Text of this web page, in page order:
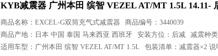
KYB减震器 广州本田 缤智 VEZEL AT/MT 1.5L 14.11-
商品名称：EXCEL-G双筒充气式减震器
商品编号：3440039
商品产地：日本 中国 泰国 马来西亚 西班牙
安装方位：后减
减震种
适用车型：广州本田 缤智 VEZEL AT/MT 1.5L
包装清单：减震器×2 说